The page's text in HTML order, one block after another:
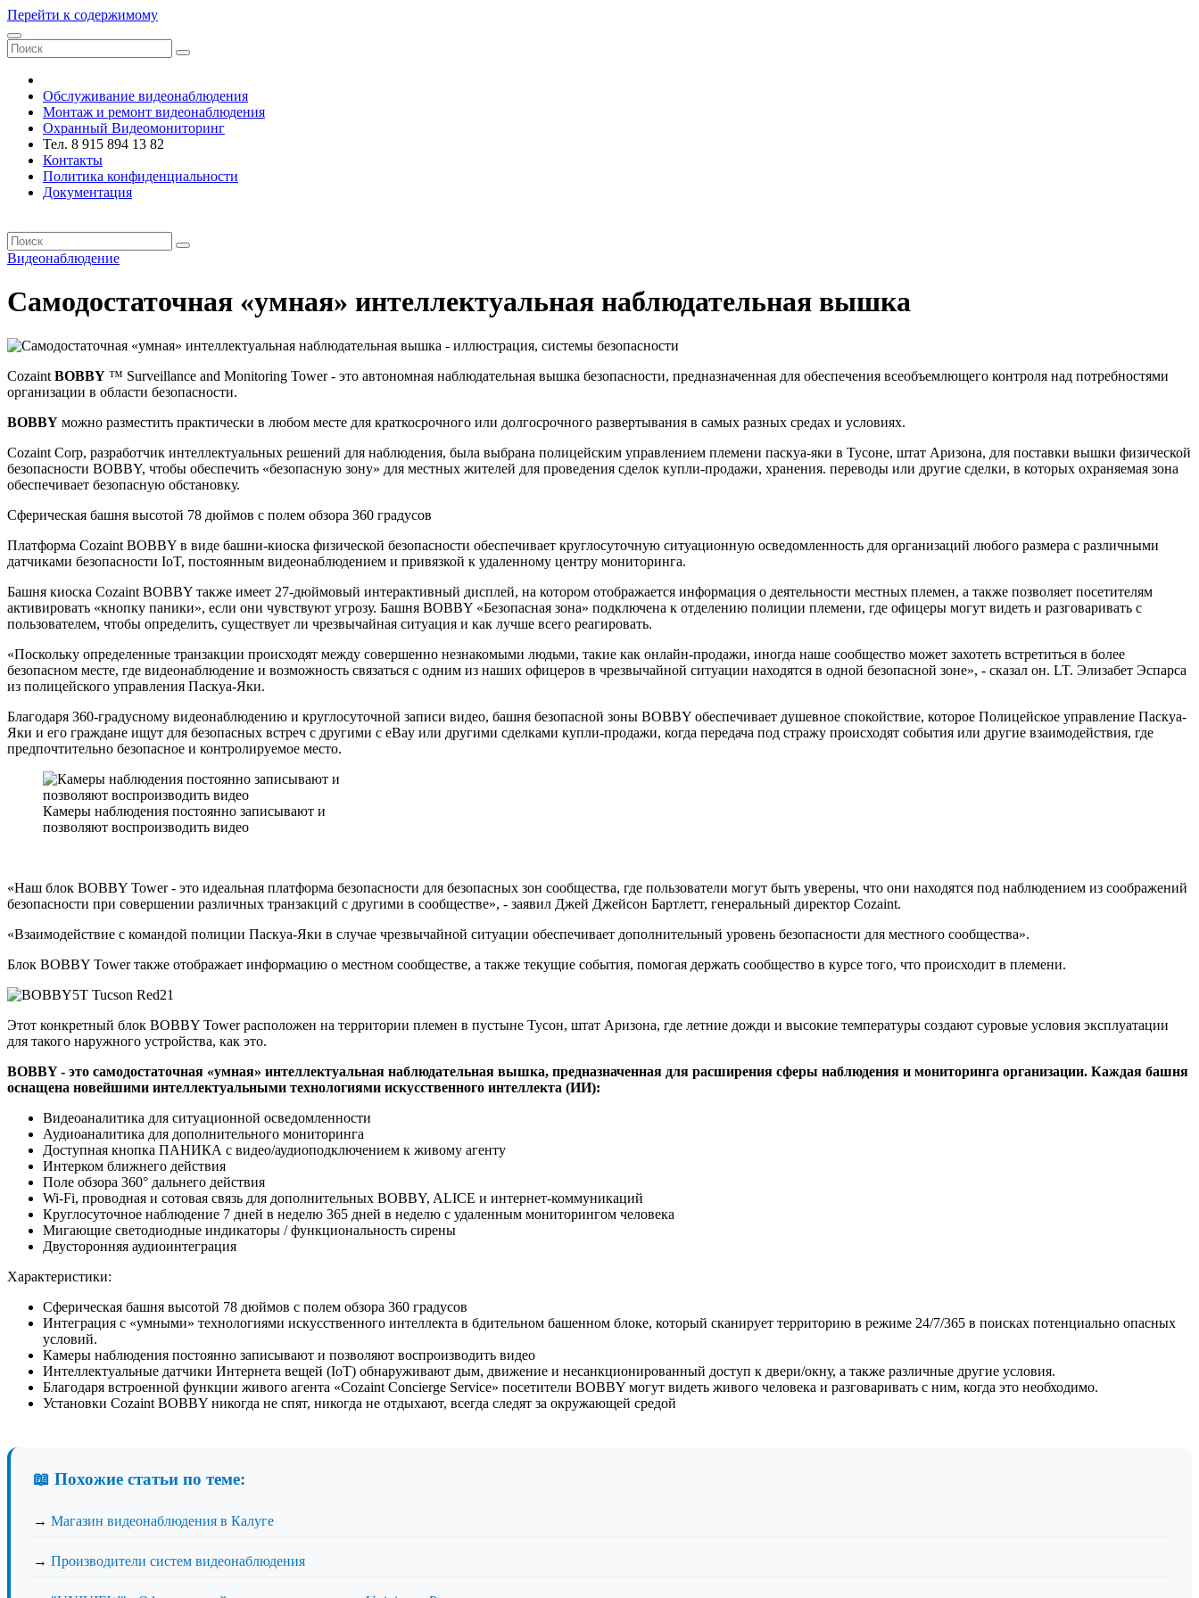
Перейти к содержимому
Обслуживание видеонаблюдения
Монтаж и ремонт видеонаблюдения
Охранный Видеомониторинг
Тел. 8 915 894 13 82
Контакты
Политика конфиденциальности
Документация
Видеонаблюдение
Самодостаточная «умная» интеллектуальная наблюдательная вышка
Cozaint BOBBY ™ Surveillance and Monitoring Tower - это автономная наблюдательная вышка безопасности, предназначенная для обеспечения всеобъемлющего контроля над потребностями
организации в области безопасности.
BOBBY можно разместить практически в любом месте для краткосрочного или долгосрочного развертывания в самых разных средах и условиях.
Cozaint Corp, разработчик интеллектуальных решений для наблюдения, была выбрана полицейским управлением племени паскуа-яки в Тусоне, штат Аризона, для поставки вышки физической
безопасности BOBBY, чтобы обеспечить «безопасную зону» для местных жителей для проведения сделок купли-продажи, хранения. переводы или другие сделки, в которых охраняемая зона
обеспечивает безопасную обстановку.
Сферическая башня высотой 78 дюймов с полем обзора 360 градусов
Платформа Cozaint BOBBY в виде башни-киоска физической безопасности обеспечивает круглосуточную ситуационную осведомленность для организаций любого размера с различными
датчиками безопасности IoT, постоянным видеонаблюдением и привязкой к удаленному центру мониторинга.
Башня киоска Cozaint BOBBY также имеет 27-дюймовый интерактивный дисплей, на котором отображается информация о деятельности местных племен, а также позволяет посетителям
активировать «кнопку паники», если они чувствуют угрозу. Башня BOBBY «Безопасная зона» подключена к отделению полиции племени, где офицеры могут видеть и разговаривать с
пользователем, чтобы определить, существует ли чрезвычайная ситуация и как лучше всего реагировать.
«Поскольку определенные транзакции происходят между совершенно незнакомыми людьми, такие как онлайн-продажи, иногда наше сообщество может захотеть встретиться в более
безопасном месте, где видеонаблюдение и возможность связаться с одним из наших офицеров в чрезвычайной ситуации находятся в одной безопасной зоне», - сказал он. LT. Элизабет Эспарса
из полицейского управления Паскуа-Яки.
Благодаря 360-градусному видеонаблюдению и круглосуточной записи видео, башня безопасной зоны BOBBY обеспечивает душевное спокойствие, которое Полицейское управление Паскуа-
Яки и его граждане ищут для безопасных встреч с другими с eBay или другими сделками купли-продажи, когда передача под стражу происходят события или другие взаимодействия, где
предпочтительно безопасное и контролируемое место.
Камеры наблюдения постоянно записывают и
позволяют воспроизводить видео
«Наш блок BOBBY Tower - это идеальная платформа безопасности для безопасных зон сообщества, где пользователи могут быть уверены, что они находятся под наблюдением из соображений
безопасности при совершении различных транзакций с другими в сообществе», - заявил Джей Джейсон Бартлетт, генеральный директор Cozaint.
«Взаимодействие с командой полиции Паскуа-Яки в случае чрезвычайной ситуации обеспечивает дополнительный уровень безопасности для местного сообщества».
Блок BOBBY Tower также отображает информацию о местном сообществе, а также текущие события, помогая держать сообщество в курсе того, что происходит в племени.
Этот конкретный блок BOBBY Tower расположен на территории племен в пустыне Тусон, штат Аризона, где летние дожди и высокие температуры создают суровые условия эксплуатации
для такого наружного устройства, как это.
BOBBY - это самодостаточная «умная» интеллектуальная наблюдательная вышка, предназначенная для расширения сферы наблюдения и мониторинга организации. Каждая башня
оснащена новейшими интеллектуальными технологиями искусственного интеллекта (ИИ):
Видеоаналитика для ситуационной осведомленности
Аудиоаналитика для дополнительного мониторинга
Доступная кнопка ПАНИКА с видео/аудиоподключением к живому агенту
Интерком ближнего действия
Поле обзора 360° дальнего действия
Wi-Fi, проводная и сотовая связь для дополнительных BOBBY, ALICE и интернет-коммуникаций
Круглосуточное наблюдение 7 дней в неделю 365 дней в неделю с удаленным мониторингом человека
Мигающие светодиодные индикаторы / функциональность сирены
Двусторонняя аудиоинтеграция
Характеристики:
Сферическая башня высотой 78 дюймов с полем обзора 360 градусов
Интеграция с «умными» технологиями искусственного интеллекта в бдительном башенном блоке, который сканирует территорию в режиме 24/7/365 в поисках потенциально опасных
условий.
Камеры наблюдения постоянно записывают и позволяют воспроизводить видео
Интеллектуальные датчики Интернета вещей (IoT) обнаруживают дым, движение и несанкционированный доступ к двери/окну, а также различные другие условия.
Благодаря встроенной функции живого агента «Cozaint Concierge Service» посетители BOBBY могут видеть живого человека и разговаривать с ним, когда это необходимо.
Установки Cozaint BOBBY никогда не спят, никогда не отдыхают, всегда следят за окружающей средой
📖 Похожие статьи по теме:
→ Магазин видеонаблюдения в Калуге
→ Производители систем видеонаблюдения